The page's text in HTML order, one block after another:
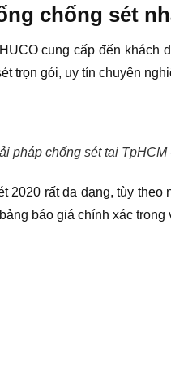
chống sét
cung cấp đến
trọn gói, uy tín chuyên
pháp chống sét tại TpHCM
2020 rất da dạng, tùy
báo giá chính xác